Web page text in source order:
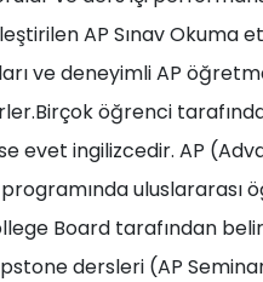
AP Sınav Okuma
ve deneyimli AP
öğrenci
evet ingilizcedir. AP
programında
Board tarafından
dersleri (AP